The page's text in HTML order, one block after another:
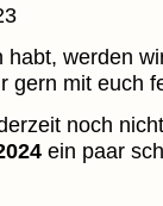
werden
gern mit euch
noch
ein paar